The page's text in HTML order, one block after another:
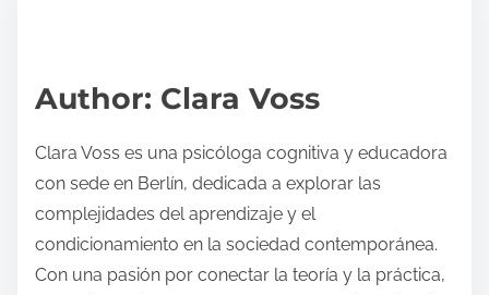
p
s
t
o
n
:
tAuthor: Clara Voss
Clara Voss es una psicóloga cognitiva y educadora
con sede en Berlín, dedicada a explorar las
complejidades del aprendizaje y el
condicionamiento en la sociedad contemporánea.
Con una pasión por conectar la teoría y la práctica,